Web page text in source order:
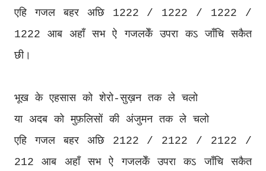
एहि गजल बहर अछि 1222 / 1222 / 1222 /
1222 आब अहाँ सभ ऐ गजलकेँ उपरा कऽ जाँचि सकैत
छी।
भूख के एहसास को शेरो-सुख़न तक ले चलो
या अदब को मुफ़लिसों की अंजुमन तक ले चलो
एहि गजल बहर अछि 2122 / 2122 / 2122 /
212 आब अहाँ सभ ऐ गजलकेँ उपरा कऽ जाँचि सकैत